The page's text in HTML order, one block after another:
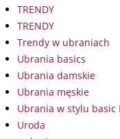
TRENDY
TRENDY
Trendy w ubraniach
Ubrania basics
Ubrania damskie
Ubrania męskie
Ubrania w stylu basic
Uroda